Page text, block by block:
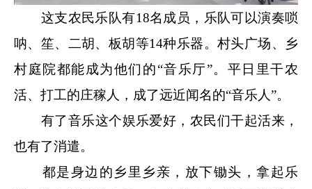
这支农民乐队有18名成员，乐队可以演奏唢
呐、笙、二胡、板胡等14种乐器。村头广场、乡
村庭院都能成为他们的“音乐厅”。平日里干农
活、打工的庄稼人，成了远近闻名的“音乐人”。
有了音乐这个娱乐爱好，农民们干起活来，
也有了消遣。
都是身边的乡里乡亲，放下锄头，拿起乐